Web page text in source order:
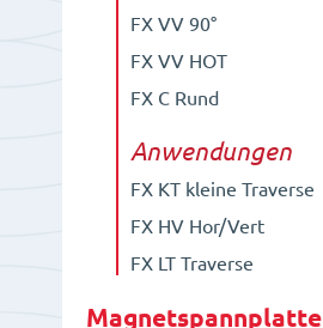
FX VV 90°
FX VV HOT
FX C Rund
Anwendungen
FX KT kleine Traverse
FX HV Hor/Vert
FX LT Traverse